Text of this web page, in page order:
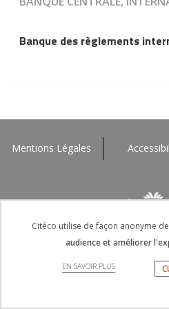
Banque des règlements
Mentions Légales
Citéco utilise de façon anonyme
audience et améliorer
EN SAVOIR PLUS